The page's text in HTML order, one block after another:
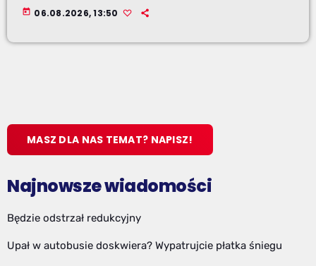
today 06.08.2026, 13:50
MASZ DLA NAS TEMAT? NAPISZ!
Najnowsze wiadomości
Będzie odstrzał redukcyjny
Upał w autobusie doskwiera? Wypatrujcie płatka śniegu